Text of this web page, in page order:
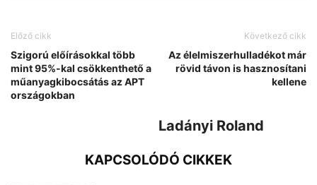
Előző cikk
Szigorú előírásokkal több
mint 95%-kal csökkenthető a
műanyagkibocsátás az APT
országokban
Következő cikk
Az élelmiszerhulladékot már
rövid távon is hasznosítani
kellene
Ladányi Roland
KAPCSOLÓDÓ CIKKEK